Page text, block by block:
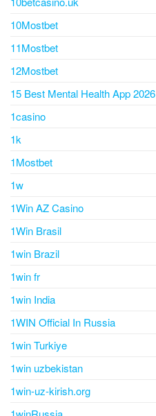
10Mostbet
11Mostbet
12Mostbet
15 Best Mental Health App 2026
1casino
1k
1Mostbet
1w
1Win AZ Casino
1Win Brasil
1win Brazil
1win fr
1win India
1WIN Official In Russia
1win Turkiye
1win uzbekistan
1win-uz-kirish.org